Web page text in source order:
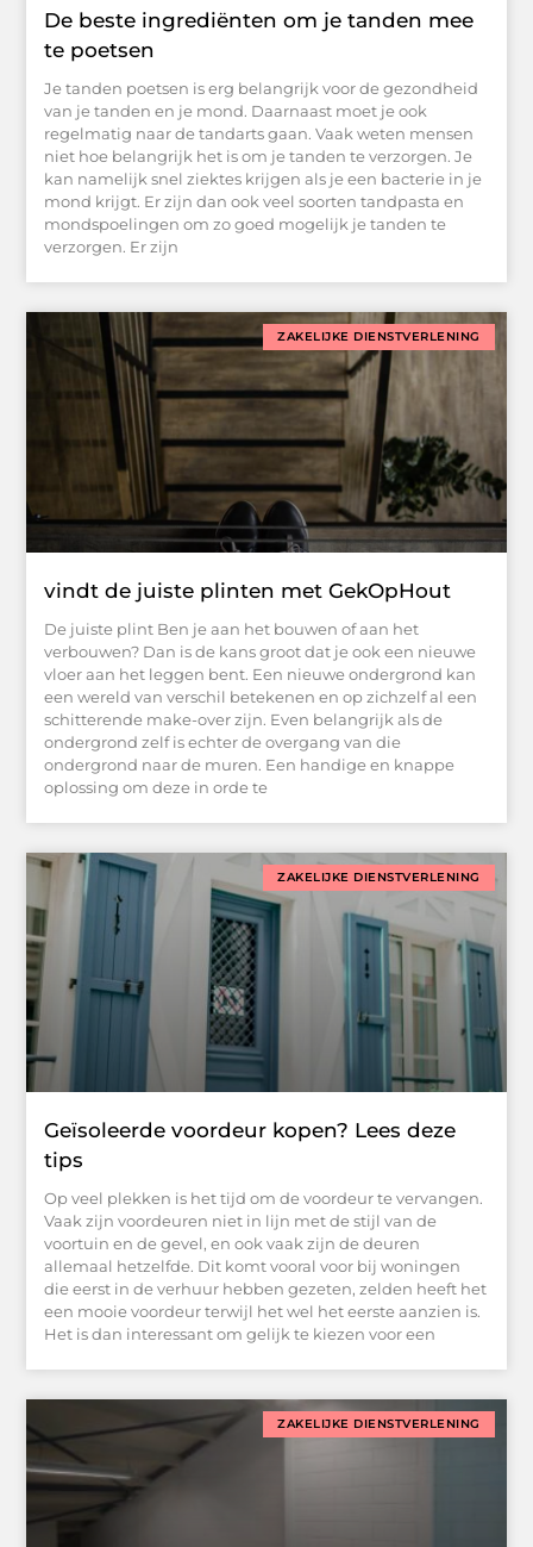
De beste ingrediënten om je tanden mee
te poetsen
Je tanden poetsen is erg belangrijk voor de gezondheid
van je tanden en je mond. Daarnaast moet je ook
regelmatig naar de tandarts gaan. Vaak weten mensen
niet hoe belangrijk het is om je tanden te verzorgen. Je
kan namelijk snel ziektes krijgen als je een bacterie in je
mond krijgt. Er zijn dan ook veel soorten tandpasta en
mondspoelingen om zo goed mogelijk je tanden te
verzorgen. Er zijn
ZAKELIJKE DIENSTVERLENING
vindt de juiste plinten met GekOpHout
De juiste plint Ben je aan het bouwen of aan het
verbouwen? Dan is de kans groot dat je ook een nieuwe
vloer aan het leggen bent. Een nieuwe ondergrond kan
een wereld van verschil betekenen en op zichzelf al een
schitterende make-over zijn. Even belangrijk als de
ondergrond zelf is echter de overgang van die
ondergrond naar de muren. Een handige en knappe
oplossing om deze in orde te
ZAKELIJKE DIENSTVERLENING
Geïsoleerde voordeur kopen? Lees deze
tips
Op veel plekken is het tijd om de voordeur te vervangen.
Vaak zijn voordeuren niet in lijn met de stijl van de
voortuin en de gevel, en ook vaak zijn de deuren
allemaal hetzelfde. Dit komt vooral voor bij woningen
die eerst in de verhuur hebben gezeten, zelden heeft het
een mooie voordeur terwijl het wel het eerste aanzien is.
Het is dan interessant om gelijk te kiezen voor een
ZAKELIJKE DIENSTVERLENING